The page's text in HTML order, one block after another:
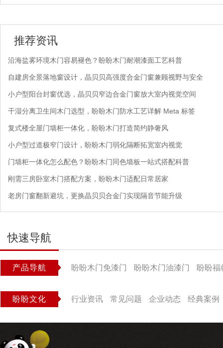
推荐资讯
沿海盐雾环境木门容易褪色？盼盼木门耐潮漆面工艺科普
自建房全景落地窗设计，晶贝贝高强度合金门窗兼顾视野与安全
小户型阳台封窗优选，晶贝贝窄边合金门窗放大室内视觉空间
干湿分离卫生间木门选型，盼盼木门防水工艺详解 Meta 标签
复式楼全屋门墙柜一体化，盼盼木门打造简约静奢风
小户型过道极窄门设计，盼盼木门弱化隔断拓宽室内视觉
门墙柜一体化怎么配色？盼盼木门同色墙板一站式搭配科普
刚需三房卧室木门搭配方案，盼盼木门适配日常居家
老房门窗翻新避坑，更换晶贝贝合金门实现隔音节能升级
快速导航
产品导航 盼盼木门免漆门 盼盼木门油漆门 盼盼福
盼盼文化 行业资讯 常见问题 企业动态 经典案例